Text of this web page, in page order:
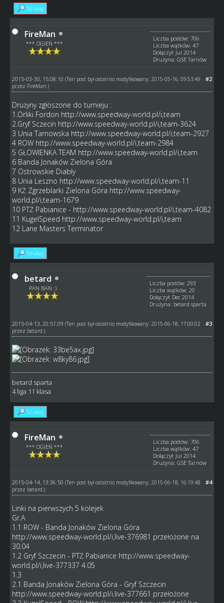
Szukaj
FireMan
*** OGIEŃ ***
Liczba postów: 706
Liczba wątków: 47
Dołączył: Jul 2014
Drużyna: GSE Tarnów
#2
2015-03-30, 15:08:10 (Ten post był ostatnio modyfikowany: 2015-05-16, 09:53:49
przez FireMan .)
Drużyny zgłoszone do turnieju :
1.Orliki Fordon http://www.speedway-world.pl/i,team
2.Gryf Sczecin http://www.speedway-world.pl/i,team-3624
3 Unia Tarnowska http://www.speedway-world.pl/i,team-2927
4 ROW http://www.speedway-world.pl/i,team-2984
5 GŁOWIENKA TEAM http://www.speedway-world.pl/i,team
6 Banda Jonaków Zielona Góra
7 Ostrowskie Diabły
8 Unia Leszno http://www.speedway-world.pl/i,team-11
9 KŻ Zgrzeblarki Zielona Góra http://www.speedway-
world.pl/i,team-1679
10 PTŻ Pabianice - http://www.speedway-world.pl/i,team-4082
11 KugelSpeed http://www.speedway-world.pl/i,team
12 Lane Masters Terminator
Szukaj
betard
PAN BAN :)
Liczba postów: 293
Liczba wątków: 20
Dołączył: Dec 2014
Drużyna: betard sparta
#3
2015-04-13, 20:51:09 (Ten post był ostatnio modyfikowany: 2015-06-18, 17:00:02
przez betard .)
betard sparta
4 liga 11 klasa
Szukaj
FireMan
*** OGIEŃ ***
Liczba postów: 706
Liczba wątków: 47
Dołączył: Jul 2014
Drużyna: GSE Tarnów
#4
2015-04-14, 13:36:50 (Ten post był ostatnio modyfikowany: 2015-06-18, 16:19:48
przez betard .)
Linki na pierwszych 5 kolejek
Gr.A
1.1 ROW - Banda Jonaków Zielona Góra
http://www.speedway-world.pl/i,live-376981 przełożone na
30.04
1.2 Gryf Szczecin - PTŻ Pabianice http://www.speedway-
world.pl/i,live-377337 4.05
1.3
2.1 Banda Jonaków Zielona Góra - Gryf Szczecin
http://www.speedway-world.pl/i,live-377661 przełożone